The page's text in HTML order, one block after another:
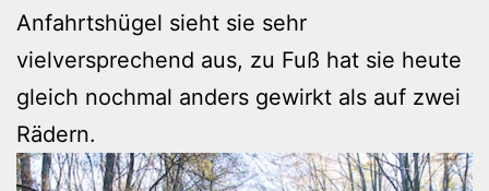
Anfahrtshügel sieht sie sehr
vielversprechend aus, zu Fuß hat sie heute
gleich nochmal anders gewirkt als auf zwei
Rädern.